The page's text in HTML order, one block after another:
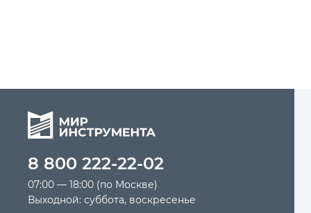
8 800 222-22-02
07:00 — 18:00 (по Москве)
Выходной: суббота, воскресенье